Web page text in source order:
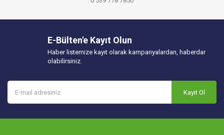
E-Bülten'e Kayıt Olun
Haber listemize kayıt olarak kampanyalardan, haberdar
olabilirsiniz.
Kayıt Ol